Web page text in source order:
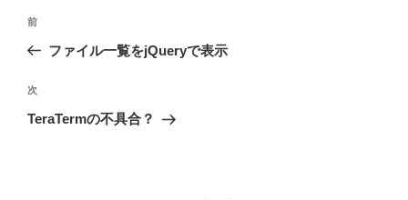
投
ビ
ゲ
前
の
稿
前
ファイル一覧をjQueryで表示
次
の
次
TeraTermの不具合？